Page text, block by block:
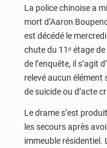
La police chinoise a
mort d’Aaron
est décédé le
chute du 11ᵉ étage
de l’enquête, il s’agit
relevé aucun
de suicide ou d’acte
Le drame s’est
les secours après
immeuble résidentiel.